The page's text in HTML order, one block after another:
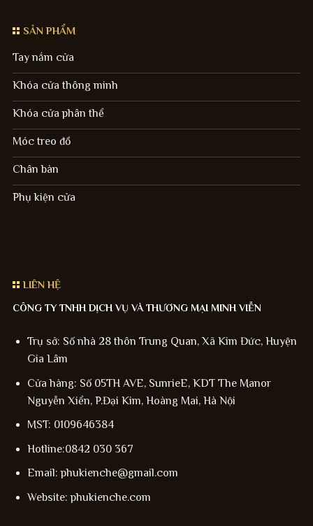
SẢN PHẨM
Tay nắm cửa
Khóa cửa thông minh
Khóa cửa phân thể
Móc treo đồ
Chân bàn
Phụ kiện cửa
LIÊN HỆ
CÔNG TY TNHH DỊCH VỤ VÀ THƯƠNG MẠI MINH VIỄN
Trụ sở: Số nhà 28 thôn Trung Quan, Xã Kim Đức, Huyện
Gia Lâm
Cửa hàng: Số 05TH AVE, SunrieE, KDT The Manor
Nguyễn Xiển, P.Đại Kim, Hoàng Mai, Hà Nội
MST: 0109646384
Hotline:0842 030 367
Email: phukienche@gmail.com
Website: phukienche.com